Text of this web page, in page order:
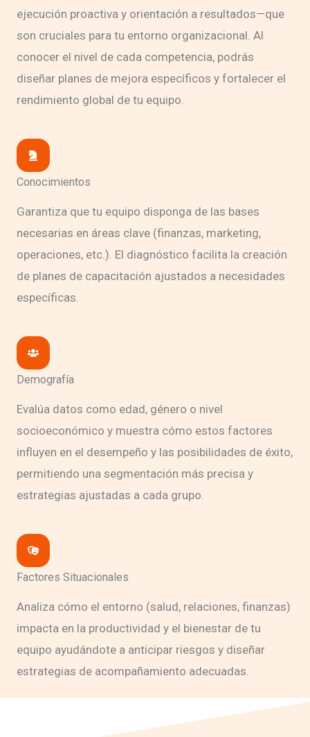
ejecución proactiva y orientación a resultados—que
son cruciales para tu entorno organizacional. Al
conocer el nivel de cada competencia, podrás
diseñar planes de mejora específicos y fortalecer el
rendimiento global de tu equipo.
Conocimientos
Garantiza que tu equipo disponga de las bases
necesarias en áreas clave (finanzas, marketing,
operaciones, etc.). El diagnóstico facilita la creación
de planes de capacitación ajustados a necesidades
específicas.
Demografía
Evalúa datos como edad, género o nivel
socioeconómico y muestra cómo estos factores
influyen en el desempeño y las posibilidades de éxito,
permitiendo una segmentación más precisa y
estrategias ajustadas a cada grupo.
Factores Situacionales
Analiza cómo el entorno (salud, relaciones, finanzas)
impacta en la productividad y el bienestar de tu
equipo ayudándote a anticipar riesgos y diseñar
estrategias de acompañamiento adecuadas.